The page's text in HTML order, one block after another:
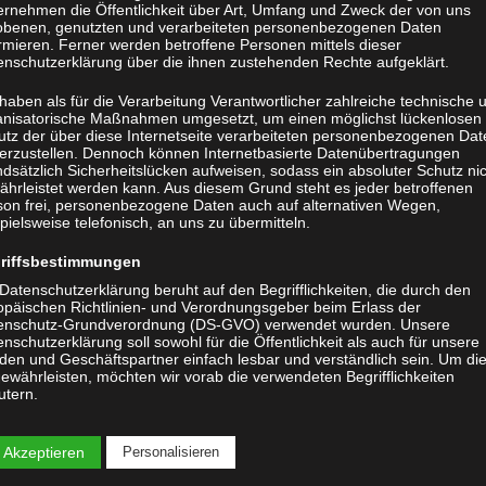
von Hardware- und Softwareprodukten und der damit
Ihnen eine Fülle an Dienstleistungen um das zu
integrieren (Migration)
die Öffentlichkeit über Art, Umfang und Zweck der von uns
genutzten und verarbeiteten personenbezogenen Daten
Ferner werden betroffene Personen mittels dieser
über die ihnen zustehenden Rechte aufgeklärt.
als für die Verarbeitung Verantwortlicher zahlreiche technische
Maßnahmen umgesetzt, um einen möglichst lückenlosen
der über diese Internetseite verarbeiteten personenbezogenen
Dennoch können Internetbasierte Datenübertragungen
Sicherheitslücken aufweisen, sodass ein absoluter Schutz
werden kann. Aus diesem Grund steht es jeder betroffenen
frei, personenbezogene Daten auch auf alternativen Wegen,
telefonisch, an uns zu übermitteln.
beruht auf den Begrifflichkeiten, die durch den
Richtlinien- und Verordnungsgeber beim Erlass der
Grundverordnung (DS-GVO) verwendet wurden. Unsere
soll sowohl für die Öffentlichkeit als auch für unsere
und Geschäftspartner einfach lesbar und verständlich sein. Um
möchten wir vorab die verwendeten Begrifflichkeiten
in dieser Datenschutzerklärung unter anderem die
Personalisieren